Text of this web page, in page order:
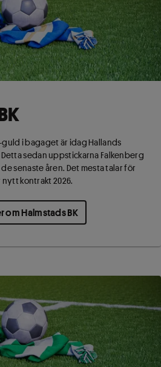
i bagaget är idag Hallands
sedan uppstickarna Falkenberg
senaste åren. Det mesta talar för
nytt kontrakt 2026.
om Halmstads BK